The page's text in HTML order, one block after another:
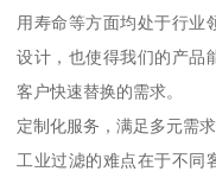
用寿命等方面均处于行业
设计，也使得我们的产品
客户快速替换的需求。
定制化服务，满足多元需求
工业过滤的难点在于不同